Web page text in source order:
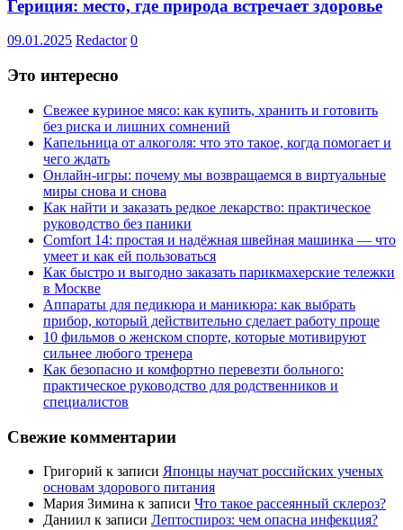
Гериция: место, где природа встречает здоровье
09.01.2025 Redactor 0
Это интересно
Свежее куриное мясо: как купить, хранить и готовить
без риска и лишних сомнений
Капельница от алкоголя: что это такое, когда помогает и
чего ждать
Онлайн-игры: почему мы возвращаемся в виртуальные
миры снова и снова
Как найти и заказать редкое лекарство: практическое
руководство без паники
Comfort 14: простая и надёжная швейная машинка — что
умеет и как ей пользоваться
Как быстро и выгодно заказать парикмахерские тележки
в Москве
Аппараты для педикюра и маникюра: как выбрать
прибор, который действительно сделает работу проще
10 фильмов о женском спорте, которые мотивируют
сильнее любого тренера
Как безопасно и комфортно перевезти больного:
практическое руководство для родственников и
специалистов
Свежие комментарии
Григорий к записи Японцы научат российских ученых
основам здорового питания
Мария Зимина к записи Что такое рассеянный склероз?
Даниил к записи Лептоспироз: чем опасна инфекция?